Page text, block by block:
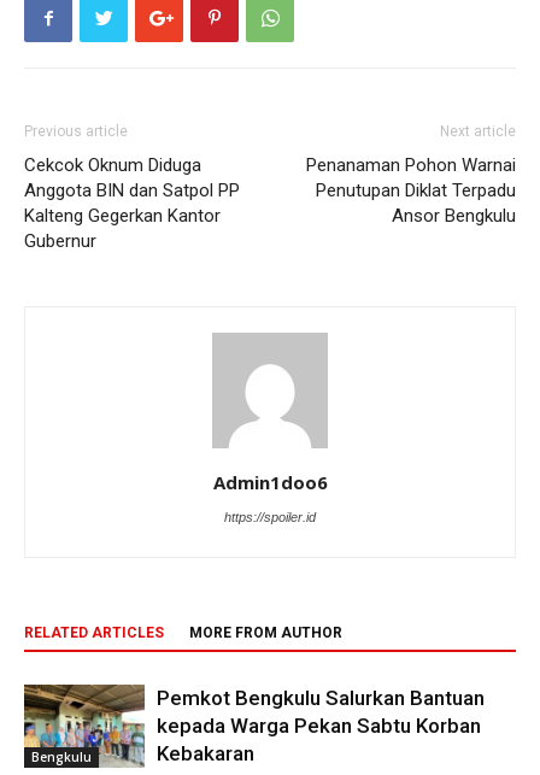
Previous article
Cekcok Oknum Diduga
Anggota BIN dan Satpol PP
Kalteng Gegerkan Kantor
Gubernur
Next article
Penanaman Pohon Warnai
Penutupan Diklat Terpadu
Ansor Bengkulu
Admin1doo6
https://spoiler.id
RELATED ARTICLES MORE FROM AUTHOR
Bengkulu
Pemkot Bengkulu Salurkan Bantuan
kepada Warga Pekan Sabtu Korban
Kebakaran